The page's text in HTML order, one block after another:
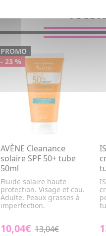
VOUS
PROMO
- 23 %
AVÈNE Cleanance
solaire SPF 50+ tube
50ml
Fluide solaire haute
protection. Visage et cou.
Adulte. Peaux grasses à
imperfection.
10,04€ 13,04€